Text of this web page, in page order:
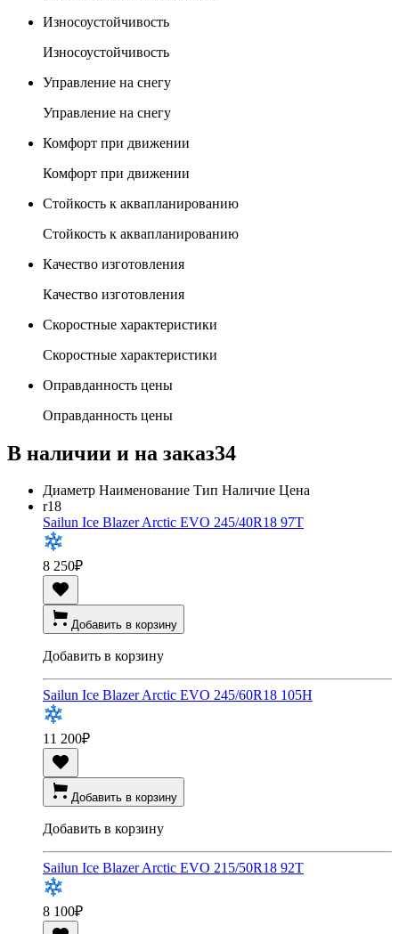
Износоустойчивость
Износоустойчивость
Управление на снегу
Управление на снегу
Комфорт при движении
Комфорт при движении
Стойкость к аквапланированию
Стойкость к аквапланированию
Качество изготовления
Качество изготовления
Скоростные характеристики
Скоростные характеристики
Оправданность цены
Оправданность цены
В наличии и на заказ34
Диаметр Наименование Тип Наличие Цена
r18
Sailun Ice Blazer Arctic EVO 245/40R18 97T
8 250₽
Добавить в корзину
Добавить в корзину
Sailun Ice Blazer Arctic EVO 245/60R18 105H
11 200₽
Добавить в корзину
Добавить в корзину
Sailun Ice Blazer Arctic EVO 215/50R18 92T
8 100₽